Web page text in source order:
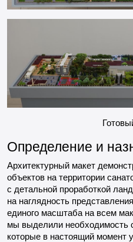
Определение и
Архитектурный макет
объектов на территории
с детальной проработкой
на наглядность
единого масштаба на всем
мы выделили необходимость
которые в настоящий момент